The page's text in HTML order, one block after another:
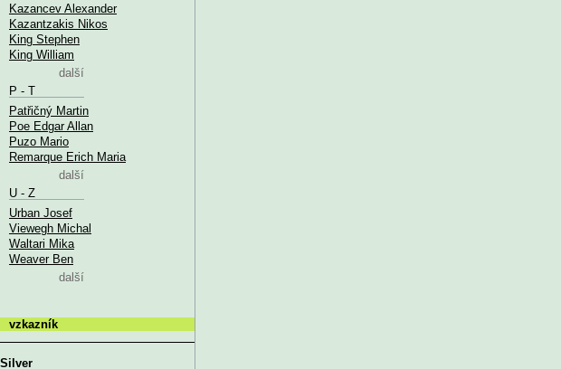
Kazancev Alexander
Kazantzakis Nikos
King Stephen
King William
další
P - T
Patřičný Martin
Poe Edgar Allan
Puzo Mario
Remarque Erich Maria
další
U - Z
Urban Josef
Viewegh Michal
Waltari Mika
Weaver Ben
další
vzkazník
Silver